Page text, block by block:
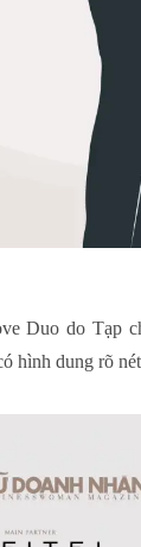
Duo do Tạp
hình dung rõ